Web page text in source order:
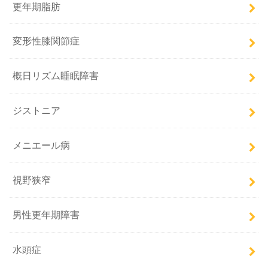
更年期脂肪
変形性膝関節症
概日リズム睡眠障害
ジストニア
メニエール病
視野狭窄
男性更年期障害
水頭症